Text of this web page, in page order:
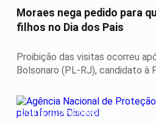
Moraes nega pedido para
filhos no Dia dos Pais
Proibição das visitas ocorreu
Bolsonaro (PL-RJ), candidato à
CONTEÚDO PATROCINADO